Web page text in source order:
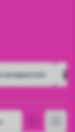
pompputten